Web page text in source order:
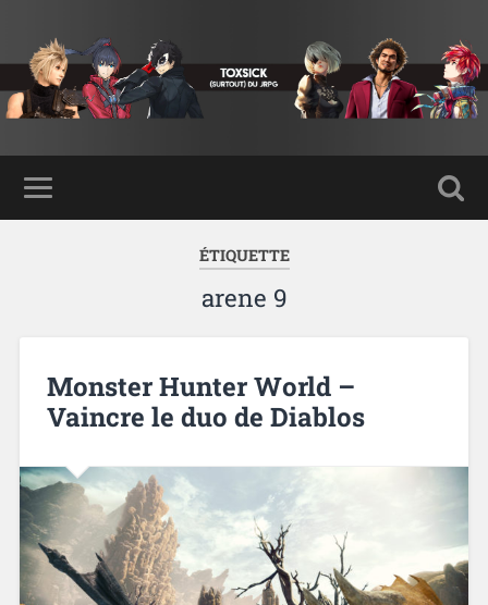
ÉTIQUETTE
arene 9
Monster Hunter World –
Vaincre le duo de Diablos